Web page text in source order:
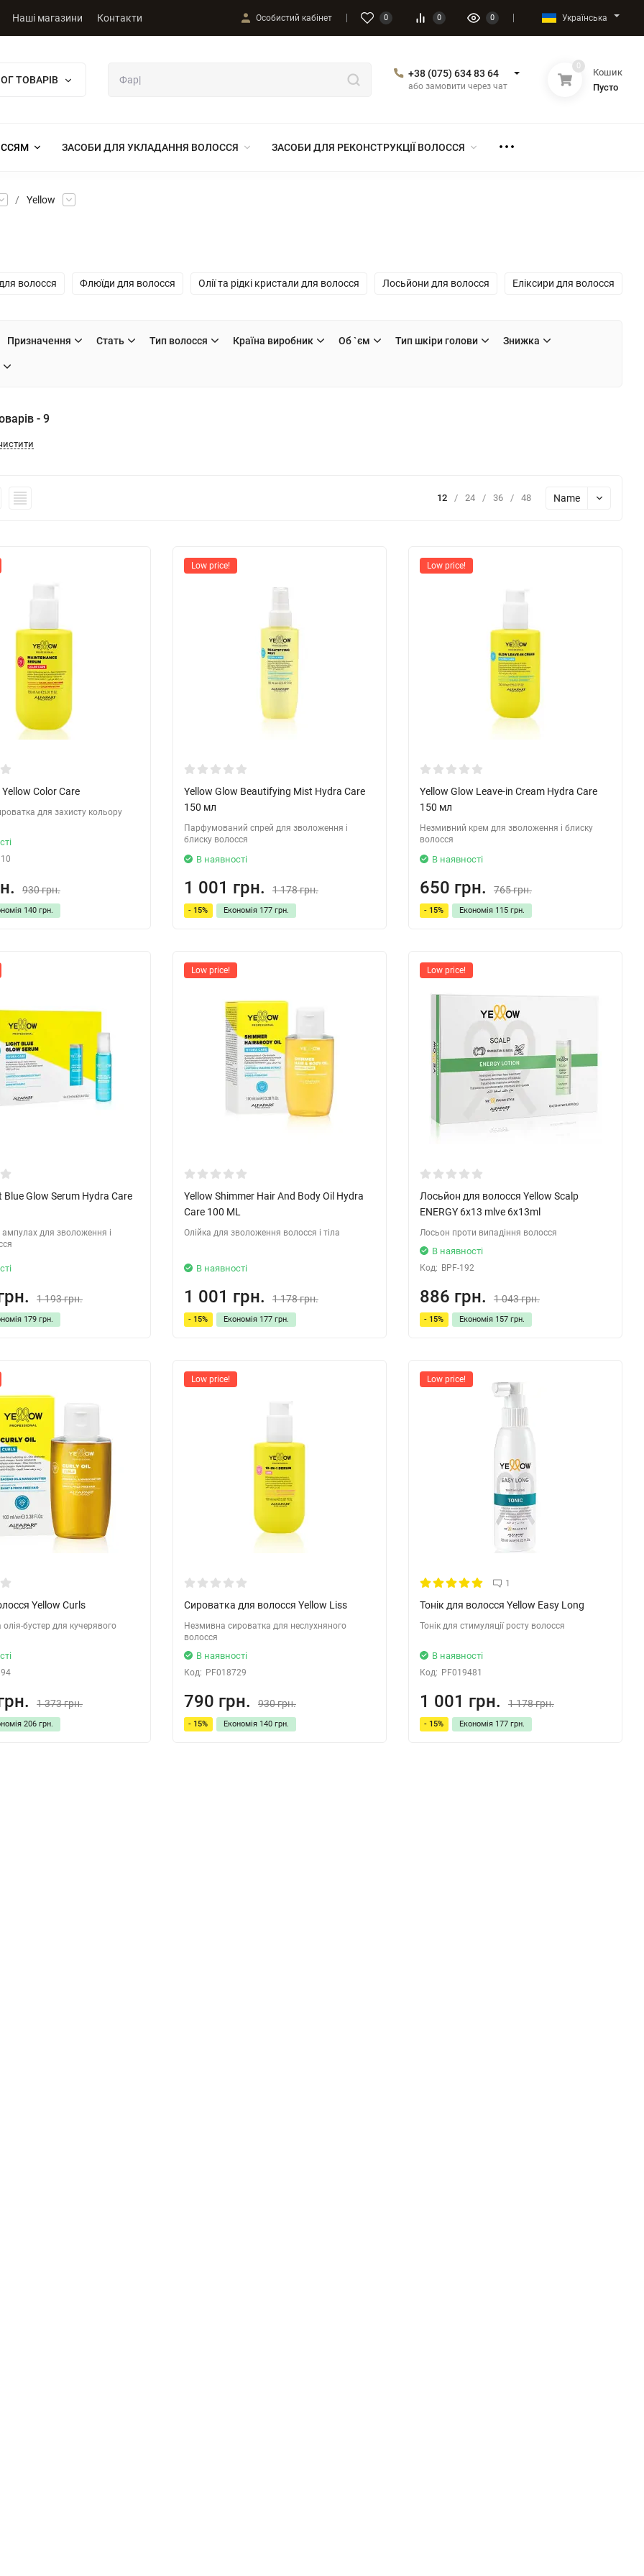
Наші магазини Контакти Особистий кабінет 0 0 0 Українська
ТОВАРІВ
+38 (075) 634 83 64
або замовити через чат
0
Кошик
Пусто
ЗАСОБИ ДЛЯ УКЛАДАННЯ ВОЛОССЯ ЗАСОБИ ДЛЯ РЕКОНСТРУКЦІЇ ВОЛОССЯ
/ Yellow
волосся Флюїди для волосся Олії та рідкі кристали для волосся Лосьйони для волосся Еліксири для волосся
Призначення Стать Тип волосся Країна виробник Об `єм Тип шкіри голови Знижка
- 9
12 / 24 / 36 / 48 Name
Color Care
для захисту кольору
930 грн.
140 грн.
Low price!
Yellow Glow Beautifying Mist Hydra Care
150 мл
Парфумований спрей для зволоження і
блиску волосся
В наявності
1 001 грн. 1 178 грн.
- 15% Економія 177 грн.
Low price!
Yellow Glow Leave-in Cream Hydra Care
150 мл
Незмивний крем для зволоження і блиску
волосся
В наявності
650 грн. 765 грн.
- 15% Економія 115 грн.
Blue Glow Serum Hydra Care
для зволоження і
1 193 грн.
179 грн.
Low price!
Yellow Shimmer Hair And Body Oil Hydra
Care 100 ML
Олійка для зволоження волосся і тіла
В наявності
1 001 грн. 1 178 грн.
- 15% Економія 177 грн.
Low price!
Лосьйон для волосся Yellow Scalp
ENERGY 6х13 mlve 6x13ml
Лосьон проти випадіння волосся
В наявності
Код: BPF-192
886 грн. 1 043 грн.
- 15% Економія 157 грн.
Yellow Curls
бустер для кучерявого
1 373 грн.
206 грн.
Low price!
Сироватка для волосся Yellow Liss
Незмивна сироватка для неслухняного
волосся
В наявності
Код: PF018729
790 грн. 930 грн.
- 15% Економія 140 грн.
Low price!
1
Тонік для волосся Yellow Easy Long
Тонік для стимуляції росту волосся
В наявності
Код: PF019481
1 001 грн. 1 178 грн.
- 15% Економія 177 грн.